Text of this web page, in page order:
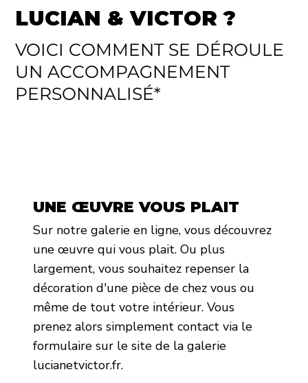
LUCIAN & VICTOR ?
VOICI COMMENT SE DÉROULE
UN ACCOMPAGNEMENT
PERSONNALISÉ*
UNE ŒUVRE VOUS PLAIT
Sur notre galerie en ligne, vous découvrez
une œuvre qui vous plait. Ou plus
largement, vous souhaitez repenser la
décoration d'une pièce de chez vous ou
même de tout votre intérieur. Vous
prenez alors simplement contact via le
formulaire sur le site de la galerie
lucianetvictor.fr.